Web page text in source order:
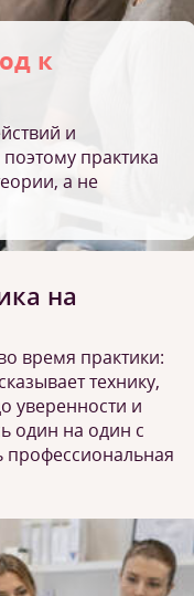
к
и
практика
а не
на
время практики:
технику,
уверенности и
один на один с
профессиональная